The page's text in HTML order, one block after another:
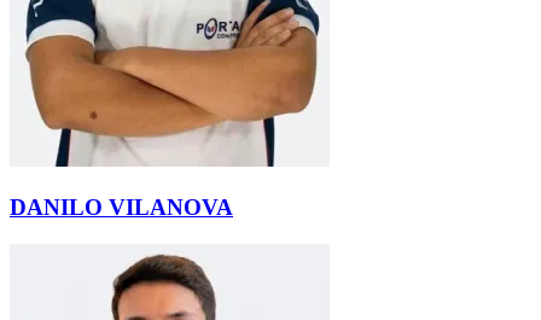
DANILO VILANOVA